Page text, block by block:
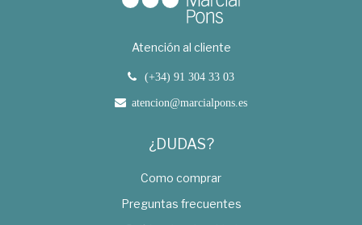
Atención al cliente
(+34) 91 304 33 03
atencion@marcialpons.es
¿DUDAS?
Como comprar
Preguntas frecuentes